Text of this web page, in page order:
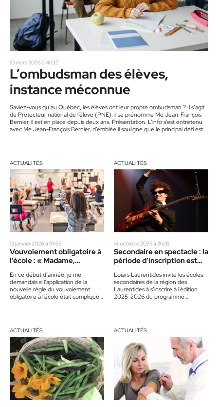
10 mars 2026 à 4h32
L’ombudsman des élèves,
instance méconnue
Saviez-vous qu’au Québec, les élèves ont leur propre ombudsman ? Il s’agit
du Protecteur national de l’élève (PNE), il se prénomme Me Jean-François
Bernier, il est en place depuis deux ans. Présentation. L’info s’est entretenu
avec Me Jean-François Bernier, d’emblée il souligne que le principal défi est
ACTUALITÉS
13 janvier 2026 à 9h55
Vouvoiement obligatoire à
l’école : « Madame,
»
En ce début d’année, je me
demandais si l’application de la
nouvelle règle du vouvoiement
obligatoire à l’école était compliquée
ACTUALITÉS
14 octobre 2025 à 2h28
Secondaire en spectacle : la
période d’inscription est
Loisirs Laurentides invite les écoles
secondaires de la région des
Laurentides à s’inscrire à l’édition
2025-2026 du programme
ACTUALITÉS ACTUALITÉS